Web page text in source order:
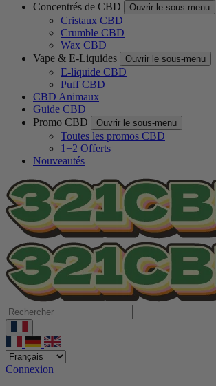
Concentrés de CBD
Ouvrir le sous-menu
Cristaux CBD
Crumble CBD
Wax CBD
Vape & E-Liquides
Ouvrir le sous-menu
E-liquide CBD
Puff CBD
CBD Animaux
Guide CBD
Promo CBD
Ouvrir le sous-menu
Toutes les promos CBD
1+2 Offerts
Nouveautés
Connexion